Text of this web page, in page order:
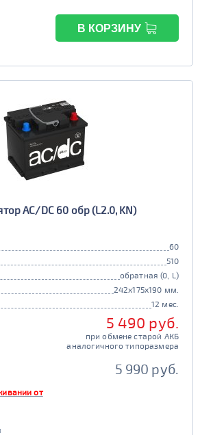
В КОРЗИНУ
AC/DC 60 обр (L2.0, KN)
60
510
обратная (0, L)
242x175x190 мм.
12 мес.
5 490 руб.
при обмене старой АКБ
аналогичного типоразмера
5 990 руб.
от